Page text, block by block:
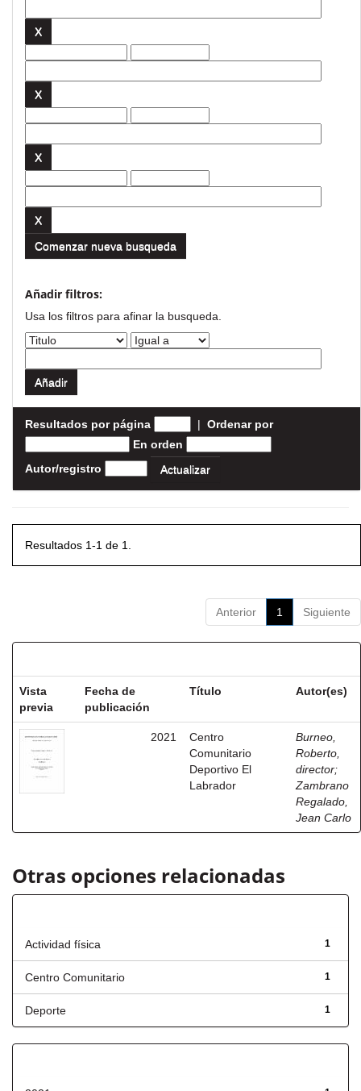
Comenzar nueva busqueda
Añadir filtros:
Usa los filtros para afinar la busqueda.
Resultados por página | Ordenar por
En orden
Autor/registro
Resultados 1-1 de 1.
Anterior 1 Siguiente
Vista
previa
Fecha de
publicación
Título Autor(es)
2021
Centro
Comunitario
Deportivo El
Labrador
Burneo,
Roberto,
director;
Zambrano
Regalado,
Jean Carlo
Otras opciones relacionadas
1
Actividad física
1
Centro Comunitario
1
Deporte